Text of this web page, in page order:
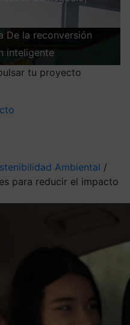
De la reconversión
inteligente
tu proyecto
Ambiental /
para reducir el impacto